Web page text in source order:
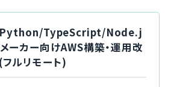
Python/TypeScript/Node.j
ーカー向けAWS構築・運用改
ルリモート)